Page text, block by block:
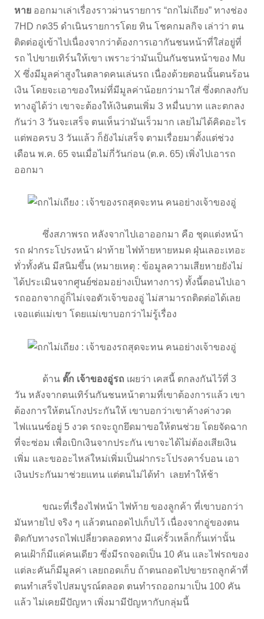
หาย ออกมาเล่าเรื่องราวผ่านรายการ “ถกไม่เถียง” ทางช่อง
7HD กด35 ดำเนินรายการโดย ทิน โชคกมลกิจ เล่าว่า ตน
ติดต่ออู่เข้าไปเนื่องจากว่าต้องการเอากันชนหน้าที่ใส่อยู่ที่
รถ ไปขายเทิร์นให้เขา เพราะว่ามันเป็นกันชนหน้าของ Mu
X ซึ่งมีมูลค่าสูงในตลาดคนเล่นรถ เนื่องด้วยตอนนั้นตนร้อน
เงิน โดยจะเอาของใหม่ที่มีมูลค่าน้อยกว่ามาใส่ ซึ่งตกลงกับ
ทางอู่ได้ว่า เขาจะต้องให้เงินตนเพิ่ม 3 หมื่นบาท และตกลง
กันว่า 3 วันจะเสร็จ ตนเห็นว่ามันเร็วมาก เลยไม่ได้คิดอะไร
แต่พอครบ 3 วันแล้ว ก็ยังไม่เสร็จ ตามเรื่อยมาตั้งแต่ช่วง
เดือน พ.ค. 65 จนเมื่อไม่กี่วันก่อน (ต.ค. 65) เพิ่งไปเอารถ
ออกมา
ซึ่งสภาพรถ หลังจากไปเอาออกมา คือ ชุดแต่งหน้า
รถ ฝากระโปรงหน้า ฝาท้าย ไฟท้ายหายหมด ฝุ่นเลอะเทอะ
ทั่วทั้งคัน มีสนิมขึ้น (หมายเหตุ : ข้อมูลความเสียหายยังไม่
ได้ประเมินจากศูนย์ซ่อมอย่างเป็นทางการ) ทั้งนี้ตอนไปเอา
รถออกจากอู่ก็ไม่เจอตัวเจ้าของอู่ ไม่สามารถติดต่อได้เลย
เจอแต่แม่เขา โดยแม่เขาบอกว่าไม่รู้เรื่อง
ด้าน ตั๊ก เจ้าของอู่รถ เผยว่า เคสนี้ ตกลงกันไว้ที่ 3
วัน หลังจากตนเทิร์นกันชนหน้าตามที่เขาต้องการแล้ว เขา
ต้องการให้ตนโกงประกันให้ เขาบอกว่าเขาค้างค่างวด
ไฟแนนซ์อยู่ 5 งวด รถจะถูกยึดมาขอให้ตนช่วย โดยจัดฉาก
ที่จะซ่อม เพื่อเบิกเงินจากประกัน เขาจะได้ไม่ต้องเสียเงิน
เพิ่ม และขออะไหล่ใหม่เพิ่มเป็นฝากระโปรงคาร์บอน เอา
เงินประกันมาช่วยแทน แต่ตนไม่ได้ทำ เลยทำให้ช้า
ขณะที่เรื่องไฟหน้า ไฟท้าย ของลูกค้า ที่เขาบอกว่า
มันหายไป จริง ๆ แล้วตนถอดไปเก็บไว้ เนื่องจากอู่ของตน
ติดกับทางรถไฟเปลี่ยวตลอดทาง มีแค่รั้วเหล็กกั้นเท่านั้น
คนเฝ้าก็มีแค่คนเดียว ซึ่งมีรถจอดเป็น 10 คัน และไฟรถของ
แต่ละคันก็มีมูลค่า เลยถอดเก็บ ถ้าตนถอดไปขายรถลูกค้าที่
ตนทำเสร็จไปสมบูรณ์ตลอด ตนทำรถออกมาเป็น 100 คัน
แล้ว ไม่เคยมีปัญหา เพิ่งมามีปัญหากับกลุ่มนี้